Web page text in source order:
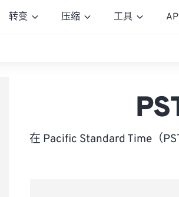
转变 压缩 工具
在 Pacific Standard Time（